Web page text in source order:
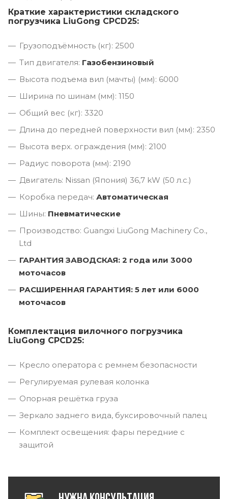
Краткие характеристики складского
погрузчика LiuGong CPCD25:
Грузоподъёмность (кг): 2500
Тип двигателя: Газобензиновый
Высота подъема вил (мачты) (мм): 6000
Ширина по шинам (мм): 1150
Общий вес (кг): 3320
Длина до передней поверхности вил (мм): 2350
Высота верх. ограждения (мм): 2100
Радиус поворота (мм): 2190
Двигатель: Nissan (Япония) 36,7 kW (50 л.с.)
Коробка передач: Автоматическая
Шины: Пневматические
Производство: Guangxi LiuGong Machinery Co.,
Ltd
ГАРАНТИЯ ЗАВОДСКАЯ: 2 года или 3000
моточасов
РАСШИРЕННАЯ ГАРАНТИЯ: 5 лет или 6000
моточасов
Комплектация вилочного погрузчика
LiuGong CPCD25:
Кресло оператора с ремнем безопасности
Регулируемая рулевая колонка
Опорная решётка груза
Зеркало заднего вида, буксировочный палец
Комплект освещения: фары передние с
защитой